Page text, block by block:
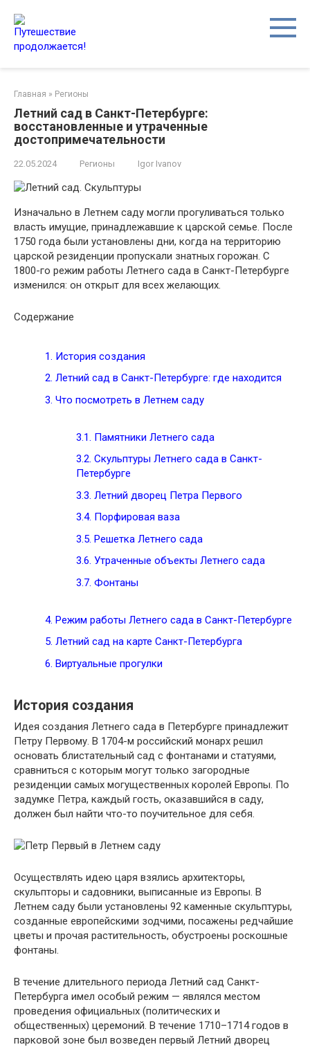
контенту
Главная » Регионы
Летний сад в Санкт-Петербурге:
восстановленные и утраченные
достопримечательности
22.05.2024 Регионы Igor Ivanov
Изначально в Летнем саду могли прогуливаться только
власть имущие, принадлежавшие к царской семье. После
1750 года были установлены дни, когда на территорию
царской резиденции пропускали знатных горожан. С
1800-го режим работы Летнего сада в Санкт-Петербурге
изменился: он открыт для всех желающих.
Содержание
1. История создания
2. Летний сад в Санкт-Петербурге: где находится
3. Что посмотреть в Летнем саду
3.1. Памятники Летнего сада
3.2. Скульптуры Летнего сада в Санкт-
Петербурге
3.3. Летний дворец Петра Первого
3.4. Порфировая ваза
3.5. Решетка Летнего сада
3.6. Утраченные объекты Летнего сада
3.7. Фонтаны
4. Режим работы Летнего сада в Санкт-Петербурге
5. Летний сад на карте Санкт-Петербурга
6. Виртуальные прогулки
История создания
Идея создания Летнего сада в Петербурге принадлежит
Петру Первому. В 1704-м российский монарх решил
основать блистательный сад с фонтанами и статуями,
сравниться с которым могут только загородные
резиденции самых могущественных королей Европы. По
задумке Петра, каждый гость, оказавшийся в саду,
должен был найти что-то поучительное для себя.
Осуществлять идею царя взялись архитекторы,
скульпторы и садовники, выписанные из Европы. В
Летнем саду были установлены 92 каменные скульптуры,
созданные европейскими зодчими, посажены редчайшие
цветы и прочая растительность, обустроены роскошные
фонтаны.
В течение длительного периода Летний сад Санкт-
Петербурга имел особый режим — являлся местом
проведения официальных (политических и
общественных) церемоний. В течение 1710–1714 годов в
парковой зоне был возведен первый Летний дворец